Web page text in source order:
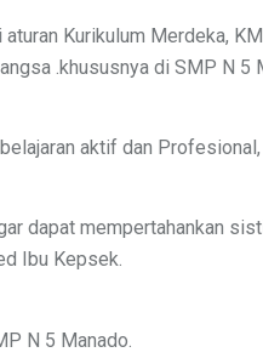
Kurikulum Merdeka, KM
.khususnya di SMP N 5
aktif dan
dapat mempertahankan
Ibu Kepsek.
N 5 Manado.